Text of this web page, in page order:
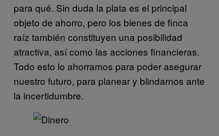
para qué. Sin duda la plata es el principal
objeto de ahorro, pero los bienes de finca
raíz también constituyen una posibilidad
atractiva, así como las acciones financieras.
Todo esto lo ahorramos para poder asegurar
nuestro futuro, para planear y blindarnos ante
la incertidumbre.